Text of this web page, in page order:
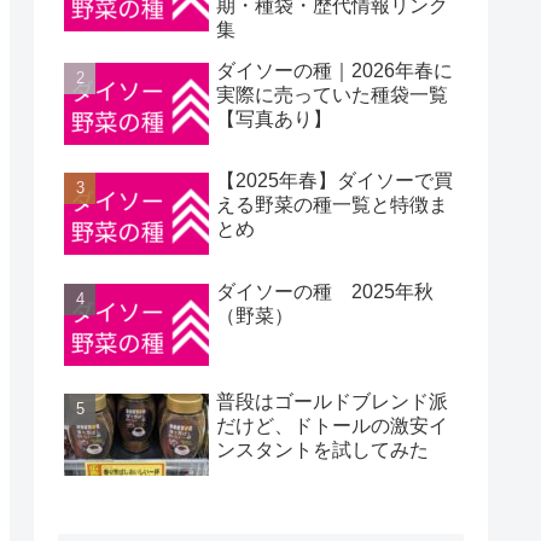
期・種袋・歴代情報リンク
集
ダイソーの種｜2026年春に
実際に売っていた種袋一覧
【写真あり】
【2025年春】ダイソーで買
える野菜の種一覧と特徴ま
とめ
ダイソーの種 2025年秋
（野菜）
普段はゴールドブレンド派
だけど、ドトールの激安イ
ンスタントを試してみた